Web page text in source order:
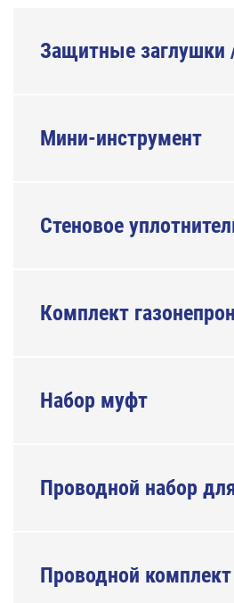
Защитные заглушки
Мини-инструмент
Стеновое
Комплект
Набор муфт
Проводной набор
Проводной комплект